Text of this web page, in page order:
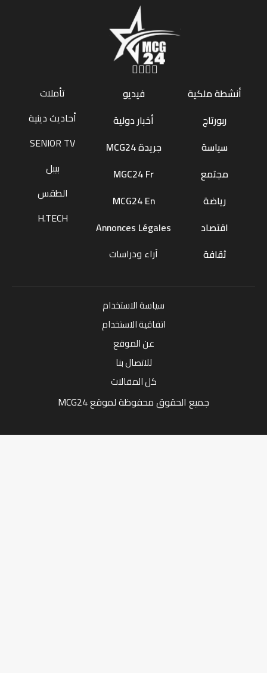
أنشطة ملكية
ربورتاج
سياسة
مجتمع
رياضة
اقتصاد
ثقافة
فيديو
أخبار دولية
جريدة MCG24
MGC24 Fr
MCG24 En
Annonces Légales
آراء ودراسات
تأملات
أحاديث دينية
SENIOR TV
بيبل
الطقس
H.TECH
سياسة الاستخدام
اتفاقية الاستخدام
عن الموقع
للاتصال بنا
كل المقالات
جميع الحقوق محفوظة لموقع MCG24